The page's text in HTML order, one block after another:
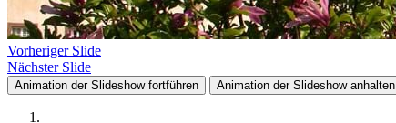
Vorheriger Slide
Nächster Slide
Animation der Slideshow fortführen Animation der Slideshow anhalten